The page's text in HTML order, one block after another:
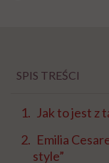
SPIS TREŚCI
Jak to jest z
Emilia
style”